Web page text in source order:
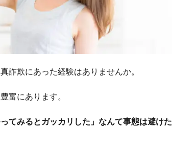
詐欺にあった経験はありませんか。
富にあります。
てみるとガッカリした」なんて事態は避けた